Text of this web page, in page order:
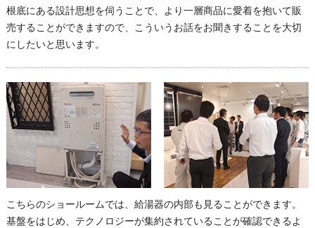
根底にある設計思想を伺うことで、より一層商品に愛着を抱いて販
売することができますので、こういうお話をお聞きすることを大切
にしたいと思います。
こちらのショールームでは、給湯器の内部も見ることができます。
基盤をはじめ、テクノロジーが集約されていることが確認できるよ